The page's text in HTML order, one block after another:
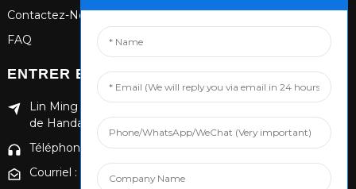
Contactez-Nous
FAQ
ENTRER EN CONTACT
Lin Ming Guan Zhen Dong Ming Yang Cun Nan, district
de Handan Yongnian, province du Hebei
Téléphone : +86 13653201890
Courriel : 874869587@qq.com